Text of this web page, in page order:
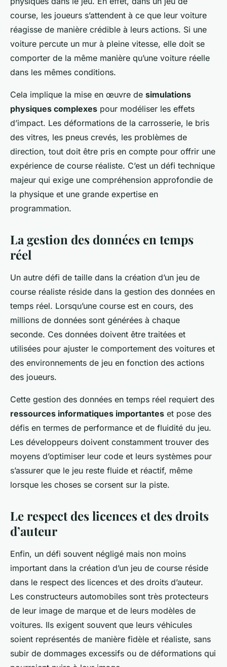
course, les joueurs s’attendent à ce que leur voiture
réagisse de manière crédible à leurs actions. Si une
voiture percute un mur à pleine vitesse, elle doit se
comporter de la même manière qu’une voiture réelle
dans les mêmes conditions.
Cela implique la mise en œuvre de simulations
physiques complexes pour modéliser les effets
d’impact. Les déformations de la carrosserie, le bris
des vitres, les pneus crevés, les problèmes de
direction, tout doit être pris en compte pour offrir une
expérience de course réaliste. C’est un défi technique
majeur qui exige une compréhension approfondie de
la physique et une grande expertise en
programmation.
La gestion des données en temps
réel
Un autre défi de taille dans la création d’un jeu de
course réaliste réside dans la gestion des données en
temps réel. Lorsqu’une course est en cours, des
millions de données sont générées à chaque
seconde. Ces données doivent être traitées et
utilisées pour ajuster le comportement des voitures et
des environnements de jeu en fonction des actions
des joueurs.
Cette gestion des données en temps réel requiert des
ressources informatiques importantes et pose des
défis en termes de performance et de fluidité du jeu.
Les développeurs doivent constamment trouver des
moyens d’optimiser leur code et leurs systèmes pour
s’assurer que le jeu reste fluide et réactif, même
lorsque les choses se corsent sur la piste.
Le respect des licences et des droits
d’auteur
Enfin, un défi souvent négligé mais non moins
important dans la création d’un jeu de course réside
dans le respect des licences et des droits d’auteur.
Les constructeurs automobiles sont très protecteurs
de leur image de marque et de leurs modèles de
voitures. Ils exigent souvent que leurs véhicules
soient représentés de manière fidèle et réaliste, sans
subir de dommages excessifs ou de déformations qui